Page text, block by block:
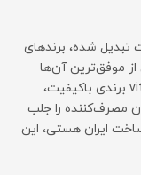
شده، برندهای
از موفق‌ترین آن‌ها
بدون شک برند ویتالایر (ویتالیر) است؛ vitalayer برندی باکیفیت،
مصرف‌کننده را جلب
ایران هستی، این